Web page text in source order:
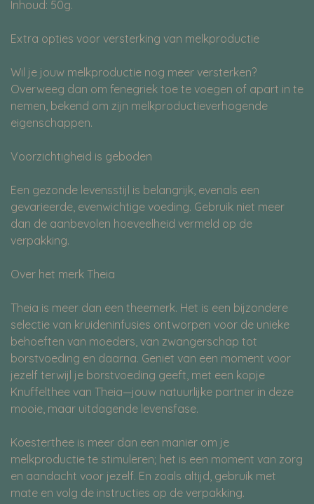
Inhoud: 50g.
Extra opties voor versterking van melkproductie
Wil je jouw melkproductie nog meer versterken?
Overweeg dan om fenegriek toe te voegen of apart in te
nemen, bekend om zijn melkproductieverhogende
eigenschappen.
Voorzichtigheid is geboden
Een gezonde levensstijl is belangrijk, evenals een
gevarieerde, evenwichtige voeding. Gebruik niet meer
dan de aanbevolen hoeveelheid vermeld op de
verpakking.
Over het merk Theia
Theia is meer dan een theemerk. Het is een bijzondere
selectie van kruideninfusies ontworpen voor de unieke
behoeften van moeders, van zwangerschap tot
borstvoeding en daarna. Geniet van een moment voor
jezelf terwijl je borstvoeding geeft, met een kopje
Knuffelthee van Theia—jouw natuurlijke partner in deze
mooie, maar uitdagende levensfase.
Koesterthee is meer dan een manier om je
melkproductie te stimuleren; het is een moment van zorg
en aandacht voor jezelf. En zoals altijd, gebruik met
mate en volg de instructies op de verpakking.